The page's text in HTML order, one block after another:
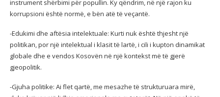
instrument shërbimi për popullin. Ky qëndrim, në një rajon ku
korrupsioni është normë, e bën atë të veçantë.
-Edukimi dhe aftësia intelektuale: Kurti nuk është thjesht një
politikan, por një intelektual i klasit të lartë, i cili i kupton dinamikat
globale dhe e vendos Kosovën në një kontekst më të gjerë
gjeopolitik.
-Gjuha politike: Ai flet qartë, me mesazhe të strukturuara mirë,